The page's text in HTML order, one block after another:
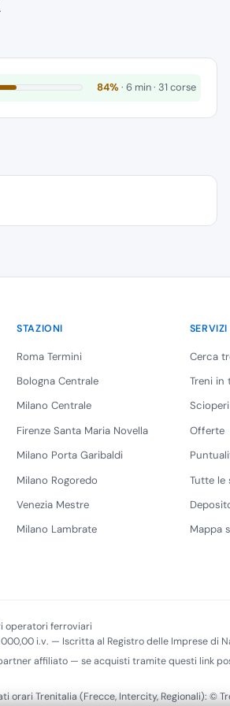
84% · 6 min · 31 corse
STAZIONI
Roma Termini
Bologna Centrale
Milano Centrale
Firenze Santa Maria Novella
Milano Porta Garibaldi
Milano Rogoredo
Venezia Mestre
Milano Lambrate
SERVIZI
Cerca
Treni in
Scioperi
Offerte
Tutte le
Mappa
operatori ferroviari
i.v. — Iscritta al Registro delle Imprese di
affiliato — se acquisti tramite questi link
orari Trenitalia (Frecce, Intercity, Regionali): ©